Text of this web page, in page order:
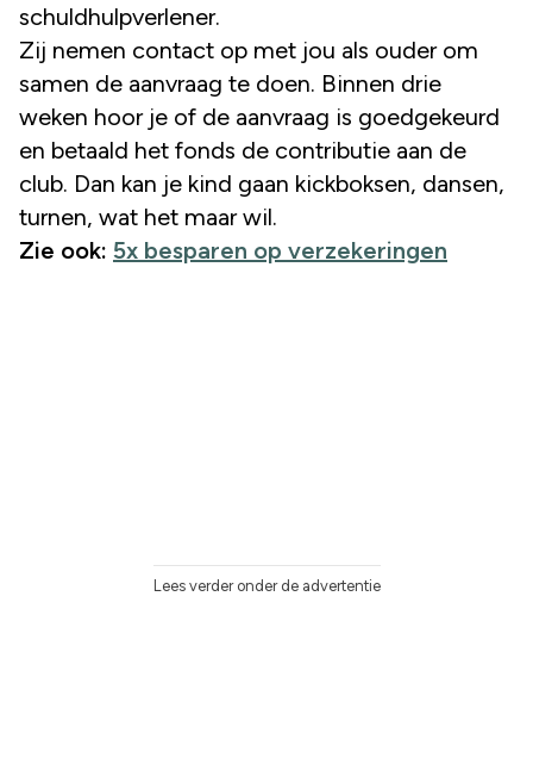
schuldhulpverlener.
Zij nemen contact op met jou als ouder om
samen de aanvraag te doen. Binnen drie
weken hoor je of de aanvraag is goedgekeurd
en betaald het fonds de contributie aan de
club. Dan kan je kind gaan kickboksen, dansen,
turnen, wat het maar wil.
Zie ook: 5x besparen op verzekeringen
Lees verder onder de advertentie